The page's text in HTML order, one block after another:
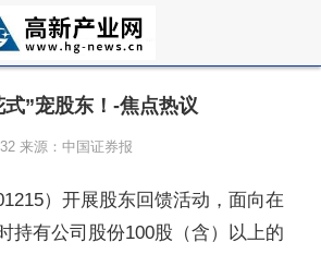
”宠股东！-焦点热议
来源：中国证券报
）开展股东回馈活动，面向在
持有公司股份100股（含）以上的